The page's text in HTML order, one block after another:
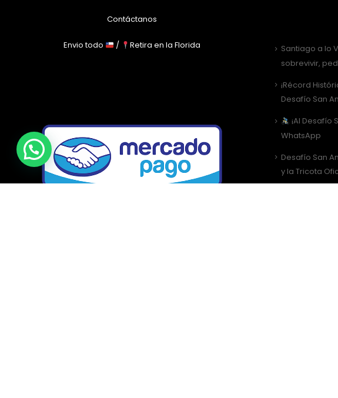
Contáctanos
Envio todo / Retira en la Florida
Santiago a lo
sobrevivir,
¡Récord
Desafío San
¡Al Desafío
WhatsApp
Desafío San
y la Tricota